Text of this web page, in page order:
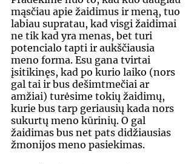
mąsčiau apie žaidimus ir meną, tuo
labiau supratau, kad visgi žaidimai
ne tik kad yra menas, bet turi
potencialo tapti ir aukščiausia
meno forma. Esu gana tvirtai
įsitikinęs, kad po kurio laiko (nors
gal tai ir bus dešimtmečiai ar
amžiai) turėsime tokių žaidimų,
kurie bus tarp geriausių kada nors
sukurtų meno kūrinių. O gal
žaidimas bus net pats didžiausias
žmonijos meno pasiekimas.